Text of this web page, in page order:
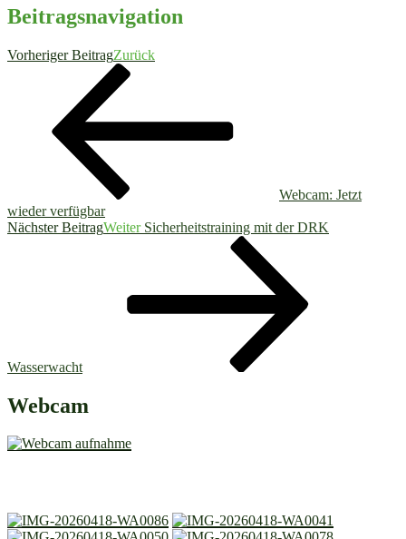
Beitragsnavigation
Vorheriger BeitragZurück
Webcam: Jetzt
wieder verfügbar
Nächster BeitragWeiter Sicherheitstraining mit der DRK
Wasserwacht
Webcam